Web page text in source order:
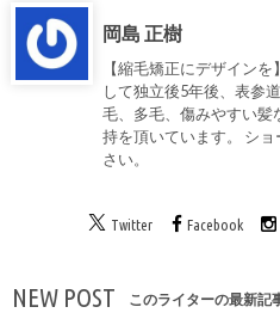
岡島 正樹
【縮毛矯正にデザイン
して独立後5年後、表参
毛、多毛、傷みやすい髪
持を頂いています。 シ
さい。
Twitter Facebook
NEW POST このライターの最新記